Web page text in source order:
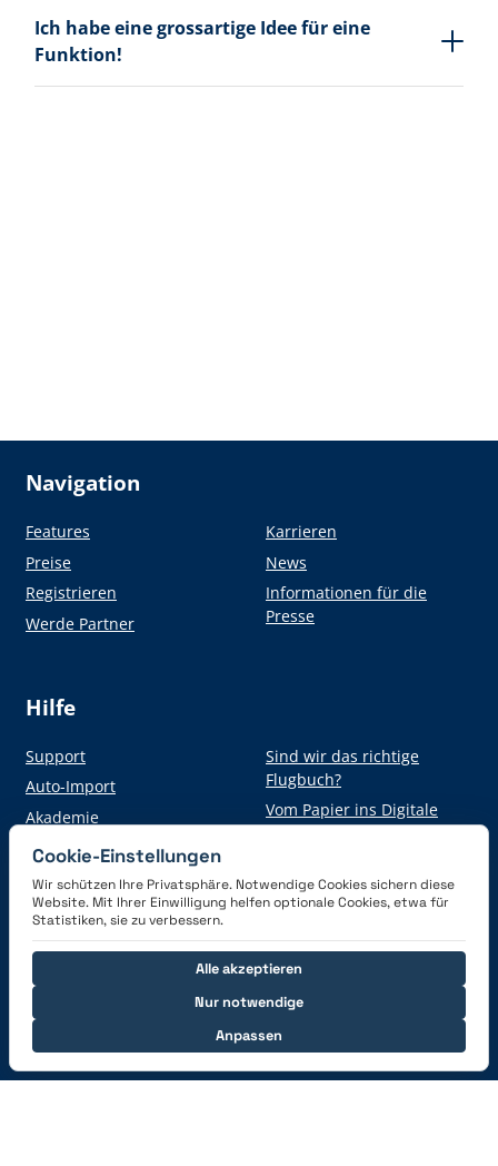
Ich habe eine grossartige Idee für eine
Funktion!
Navigation
Features
Preise
Registrieren
Werde Partner
Karrieren
News
Informationen für die
Presse
Hilfe
Support
Auto-Import
Akademie
Sind wir das richtige
Flugbuch?
Vom Papier ins Digitale
Hol dir die App
Verbinde dich mit uns
Cookie-Einstellungen
Wir schützen Ihre Privatsphäre. Notwendige Cookies sichern diese
Website. Mit Ihrer Einwilligung helfen optionale Cookies, etwa für
Statistiken, sie zu verbessern.
Nur notwendige
Anpassen
Alle akzeptieren